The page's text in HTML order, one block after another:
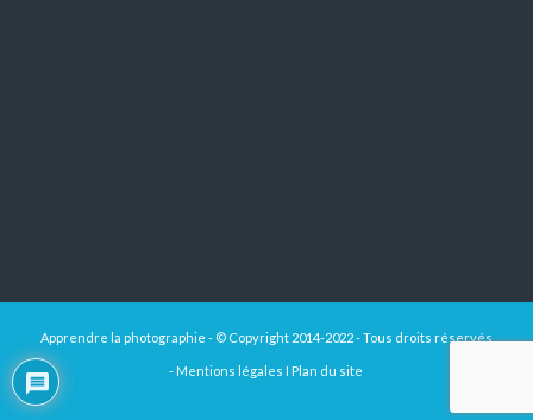
Apprendre la photographie - © Copyright 2014-2022 - Tous droits réservés
- Mentions légales I Plan du site